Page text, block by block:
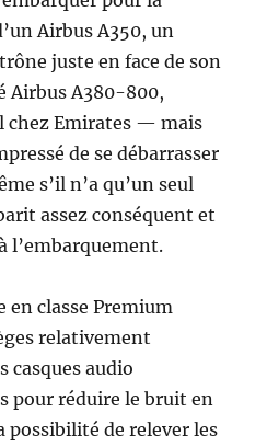
Airbus A350, un
juste en face de son
Airbus A380-800,
chez Emirates — mais
de se débarrasser
s’il n’a qu’un seul
assez conséquent et
l’embarquement.
en classe Premium
relativement
casques audio
pour réduire le bruit en
possibilité de relever les